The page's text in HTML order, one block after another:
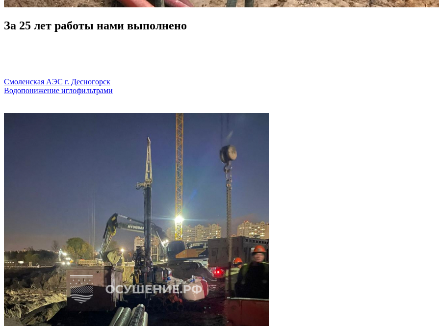
За 25 лет работы нами выполнено
Смоленская АЭС г. Десногорск
Водопонижение иглофильтрами